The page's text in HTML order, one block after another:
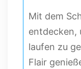
Mit dem
entdecken,
laufen zu
Flair